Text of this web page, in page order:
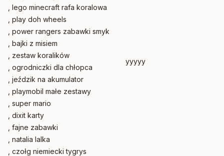
, lego minecraft rafa koralowa
, play doh wheels
, power rangers zabawki smyk
, bajki z misiem
, zestaw koralików
, ogrodniczki dla chłopca
, jeździk na akumulator
, playmobil małe zestawy
, super mario
, dixit karty
, fajne zabawki
, natalia lalka
, czołg niemiecki tygrys
yyyyy